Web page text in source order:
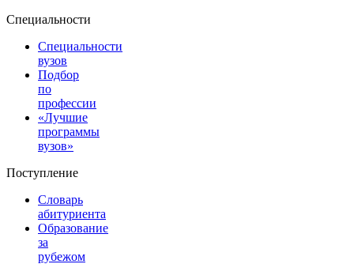
Специальности
Специальности
вузов
Подбор
по
профессии
«Лучшие
программы
вузов»
Поступление
Словарь
абитуриента
Образование
за
рубежом